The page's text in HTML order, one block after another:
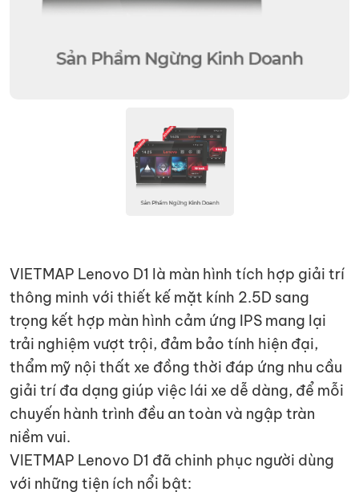
VIETMAP Lenovo D1 là màn hình tích hợp giải trí
thông minh với thiết kế mặt kính 2.5D sang
trọng kết hợp màn hình cảm ứng IPS mang lại
trải nghiệm vượt trội, đảm bảo tính hiện đại,
thẩm mỹ nội thất xe đồng thời đáp ứng nhu cầu
giải trí đa dạng giúp việc lái xe dễ dàng, để mỗi
chuyến hành trình đều an toàn và ngập tràn
niềm vui.
VIETMAP Lenovo D1 đã chinh phục người dùng
với những tiện ích nổi bật: